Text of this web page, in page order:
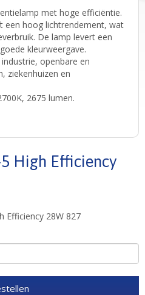
met hoge efficiëntie.
een hoog lichtrendement, wat
De lamp levert een
kleurweergave.
openbare en
ziekenhuizen en
2675 lumen.
High Efficiency
Efficiency 28W 827